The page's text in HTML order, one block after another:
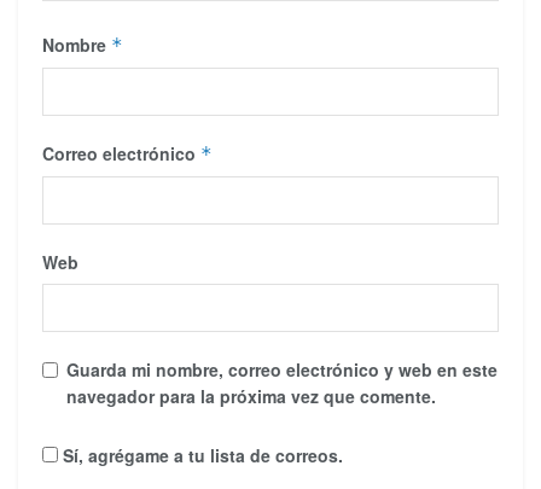
Nombre *
Correo electrónico *
Web
Guarda mi nombre, correo electrónico y web en este
navegador para la próxima vez que comente.
Sí, agrégame a tu lista de correos.